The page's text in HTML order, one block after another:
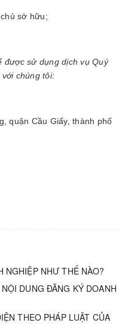
sở hữu;
được sử dụng dịch vụ Quý
chúng tôi:
quận Cầu Giấy, thành phố
NGHIỆP NHƯ THẾ NÀO?
DUNG ĐĂNG KÝ DOANH
THEO PHÁP LUẬT CỦA